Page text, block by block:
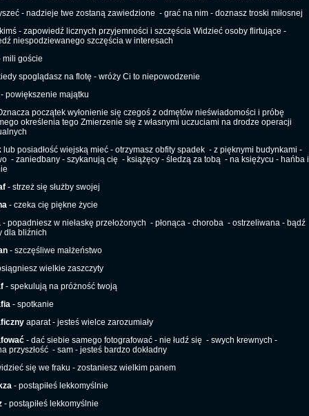
- nadzieje twe zostaną zawiedzione - grać na nim - doznasz troski miłosnej
- zapowiedź licznych przyjemności i szczęścia Widzieć osoby flirtujące -
niespodziewanego szczęścia w interesach
goście
spoglądasz na flotę - wróży Ci to niepowodzenie
powiększenie majątku
początek wyłonienie się czegoś z odmętów nieświadomości i próbę
określenia tego Zmierzenie się z własnymi uczuciami na drodze operacji
lub posiadłość wiejską mieć - otrzymasz obfity spadek - z pięknymi budynkami -
- zaniedbany - szykanują cię - książęcy - śledzą za tobą - na księżycu - hańba i
- strzeż się służby swojej
- czeka cię piękne życie
- popadniesz w niełaskę przełożonych - płonąca - choroba - ostrzeliwana - bądź
dla bliźnich
- szczęśliwe małżeństwo
wielkie zaszczyty
- spekulują na próżność twoją
- spotkanie
aparat - jesteś wielce zarozumiały
- dać siebie samego fotografować - nie łudź się - swych krewnych -
przyszłość - sam - jesteś bardzo dokładny
się we fraku - zostaniesz wielkim panem
- postąpiłeś lekkomyślnie
- postąpiłeś lekkomyślnie